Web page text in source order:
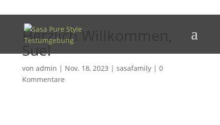
Herzlich Willkommen,
Sue!
von admin | Nov. 18, 2023 | sasafamily| 0
Kommentare